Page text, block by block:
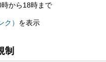
から18時まで
） を表示
制